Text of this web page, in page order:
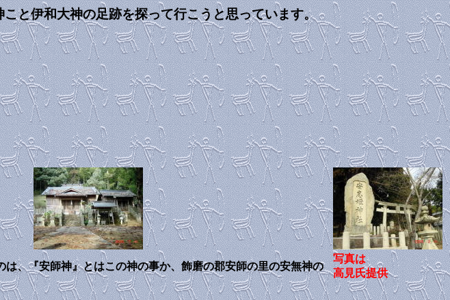
と伊和大神の足跡を探って行こうと思っています。
は、『安師神』とはこの神の事か、飾磨の郡安師の里の安無神の
写真は
高見氏提供